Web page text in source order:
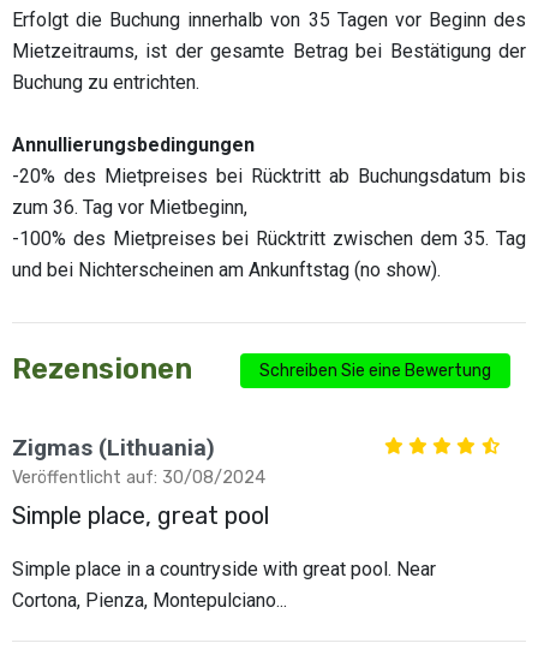
Erfolgt die Buchung innerhalb von 35 Tagen vor Beginn des
Mietzeitraums, ist der gesamte Betrag bei Bestätigung der
Buchung zu entrichten.
Annullierungsbedingungen
-20% des Mietpreises bei Rücktritt ab Buchungsdatum bis
zum 36. Tag vor Mietbeginn,
-100% des Mietpreises bei Rücktritt zwischen dem 35. Tag
und bei Nichterscheinen am Ankunftstag (no show).
Rezensionen Schreiben Sie eine Bewertung
Zigmas (Lithuania)
Veröffentlicht auf: 30/08/2024
Simple place, great pool
Simple place in a countryside with great pool. Near
Cortona, Pienza, Montepulciano...